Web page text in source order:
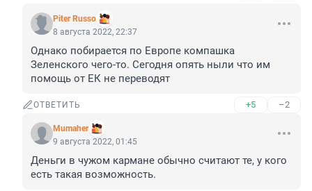
Piter Russo
8 августа 2022, 22:37
Однако побирается по Европе компашка
Зеленского чего-то. Сегодня опять ныли что им
помощь от ЕК не переводят
ОТВЕТИТЬ +5 –2
Mumaher
9 августа 2022, 01:45
Деньги в чужом кармане обычно считают те, у кого
есть такая возможность.